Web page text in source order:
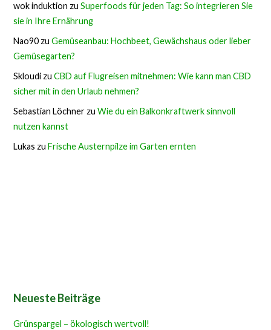
wok induktion zuSuperfoods für jeden Tag: So integrieren Sie
sie in Ihre Ernährung
Nao90zuGemüseanbau: Hochbeet, Gewächshaus oder lieber
Gemüsegarten?
SkloudizuCBD auf Flugreisen mitnehmen: Wie kann man CBD
sicher mit in den Urlaub nehmen?
Sebastian LöchnerzuWie du ein Balkonkraftwerk sinnvoll
nutzen kannst
Lukas zu Frische Austernpilze im Garten ernten
Neueste Beiträge
Grünspargel – ökologisch wertvoll!